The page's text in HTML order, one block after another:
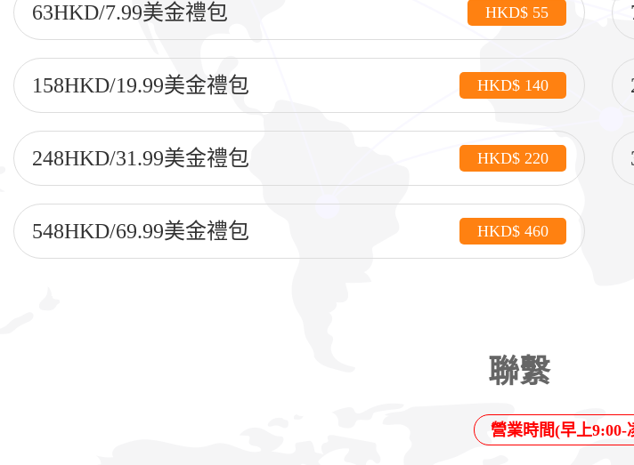
63HKD/7.99美金禮包 HKD$ 55
158HKD/19.99美金禮包 HKD$ 140
248HKD/31.99美金禮包 HKD$ 220
548HKD/69.99美金禮包 HKD$ 460
聯繫
營業時間(早上9:00-